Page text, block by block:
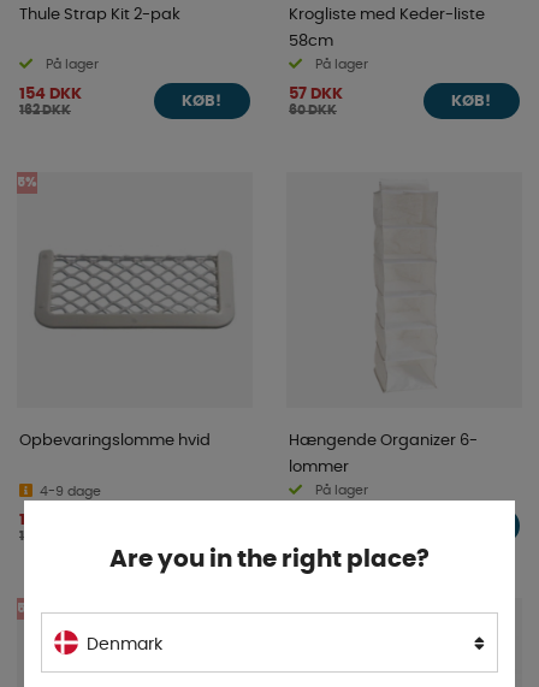
Thule Strap Kit 2-pak
På lager
154 DKK
162 DKK
KØB!
Krogliste med Keder-liste
58cm
På lager
57 DKK
60 DKK
KØB!
5%
Opbevaringslomme hvid
4-9 dage
140 DKK
147 DKK
Hængende Organizer 6-
lommer
På lager
5%
Are you in the right place?
Denmark